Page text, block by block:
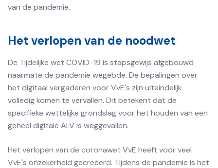
van de pandemie.
Het verlopen van de noodwet
De Tijdelijke wet COVID-19 is stapsgewijs afgebouwd
naarmate de pandemie wegebde. De bepalingen over
het digitaal vergaderen voor VvE's zijn uiteindelijk
volledig komen te vervallen. Dit betekent dat de
specifieke wettelijke grondslag voor het houden van een
geheel digitale ALV is weggevallen.
Het verlopen van de coronawet VvE heeft voor veel
VvE's onzekerheid gecreëerd. Tijdens de pandemie is het